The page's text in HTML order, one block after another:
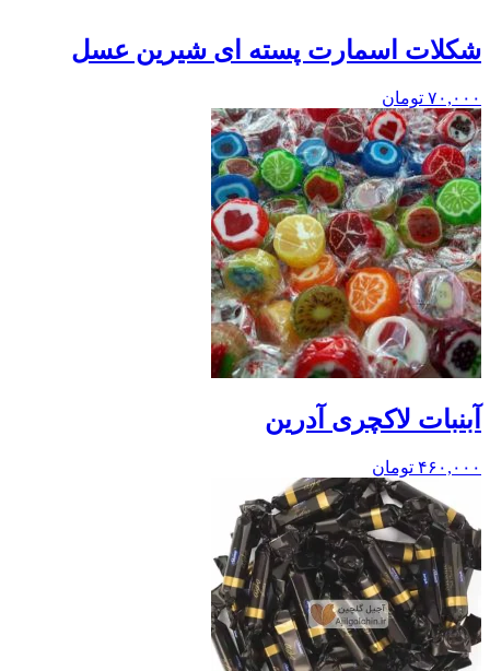
شکلات اسمارت پسته ای شیرین عسل
۷۰,۰۰۰ تومان
آبنبات لاکچری آدرین
۴۶۰,۰۰۰ تومان